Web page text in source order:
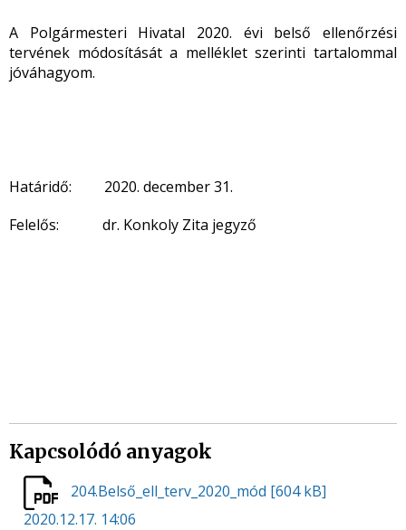
A Polgármesteri Hivatal 2020. évi belső ellenőrzési
tervének módosítását a melléklet szerinti tartalommal
jóváhagyom.
Határidő: 2020. december 31.
Felelős: dr. Konkoly Zita jegyző
Kapcsolódó anyagok
204.Belső_ell_terv_2020_mód [604 kB]
2020.12.17. 14:06